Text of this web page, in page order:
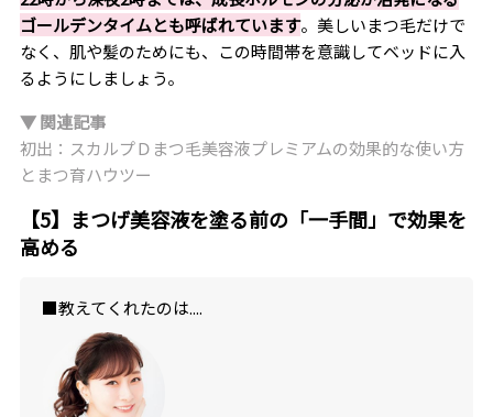
ゴールデンタイムとも呼ばれています。美しいまつ毛だけで
なく、肌や髪のためにも、この時間帯を意識してベッドに入
るようにしましょう。
▼ 関連記事
初出：スカルプＤまつ毛美容液プレミアムの効果的な使い方
とまつ育ハウツー
【5】まつげ美容液を塗る前の「一手間」で効果を
高める
■教えてくれたのは....